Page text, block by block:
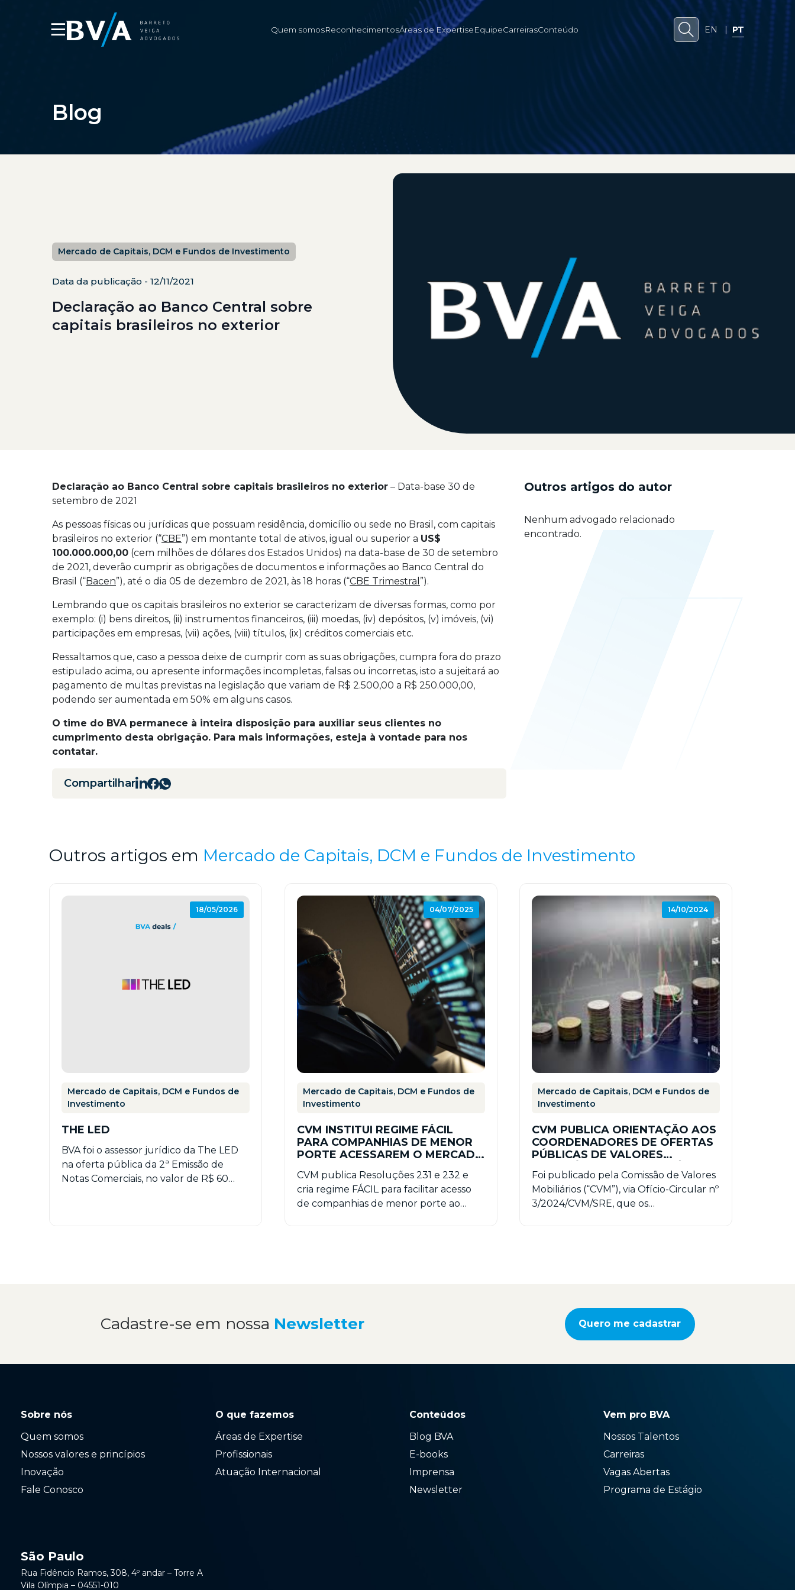
☰ Quem somosReconhecimentosÁreas de ExpertiseEquipeCarreirasConteúdo EN | PT
Blog
Mercado de Capitais, DCM e Fundos de Investimento
Data da publicação - 12/11/2021
Declaração ao Banco Central sobre
capitais brasileiros no exterior
Declaração ao Banco Central sobre capitais brasileiros no exterior – Data-base 30 de
setembro de 2021
As pessoas físicas ou jurídicas que possuam residência, domicílio ou sede no Brasil, com capitais
brasileiros no exterior (“CBE”) em montante total de ativos, igual ou superior a US$
100.000.000,00 (cem milhões de dólares dos Estados Unidos) na data-base de 30 de setembro
de 2021, deverão cumprir as obrigações de documentos e informações ao Banco Central do
Brasil (“Bacen”), até o dia 05 de dezembro de 2021, às 18 horas (“CBE Trimestral ”).
Lembrando que os capitais brasileiros no exterior se caracterizam de diversas formas, como por
exemplo: (i) bens direitos, (ii) instrumentos financeiros, (iii) moedas, (iv) depósitos, (v) imóveis, (vi)
participações em empresas, (vii) ações, (viii) títulos, (ix) créditos comerciais etc.
Ressaltamos que, caso a pessoa deixe de cumprir com as suas obrigações, cumpra fora do prazo
estipulado acima, ou apresente informações incompletas, falsas ou incorretas, isto a sujeitará ao
pagamento de multas previstas na legislação que variam de R$ 2.500,00 a R$ 250.000,00,
podendo ser aumentada em 50% em alguns casos.
O time do BVA permanece à inteira disposição para auxiliar seus clientes no
cumprimento desta obrigação. Para mais informações, esteja à vontade para nos
contatar.
Compartilhar
Outros artigos do autor
Nenhum advogado relacionado
encontrado.
Outros artigos em Mercado de Capitais, DCM e Fundos de Investimento
18/05/2026
Mercado de Capitais, DCM e Fundos de
Investimento
THE LED
BVA foi o assessor jurídico da The LED
na oferta pública da 2ª Emissão de
Notas Comerciais, no valor de R$ 60…
04/07/2025
Mercado de Capitais, DCM e Fundos de
Investimento
CVM INSTITUI REGIME FÁCIL
PARA COMPANHIAS DE MENOR
PORTE ACESSAREM O MERCADO
CVM publica Resoluções 231 e 232 e
cria regime FÁCIL para facilitar acesso
de companhias de menor porte ao
14/10/2024
Mercado de Capitais, DCM e Fundos de
Investimento
CVM PUBLICA ORIENTAÇÃO AOS
COORDENADORES DE OFERTAS
PÚBLICAS DE VALORES
FISCAIS
Foi publicado pela Comissão de Valores
Mobiliários (“CVM”), via Ofício-Circular nº
3/2024/CVM/SRE, que os
Cadastre-se em nossa Newsletter Quero me cadastrar
Sobre nós
Quem somos
Nossos valores e princípios
Inovação
Fale Conosco
O que fazemos
Áreas de Expertise
Profissionais
Atuação Internacional
Conteúdos
Blog BVA
E-books
Imprensa
Newsletter
Vem pro BVA
Nossos Talentos
Carreiras
Vagas Abertas
Programa de Estágio
São Paulo
Rua Fidêncio Ramos, 308, 4º andar – Torre A
Vila Olímpia – 04551-010